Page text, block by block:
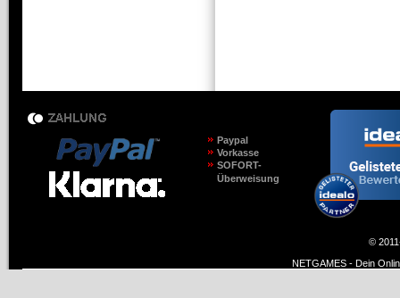
Paypal
Vorkasse
SOFORT-
Überweisung
©
NETGAMES - Dein